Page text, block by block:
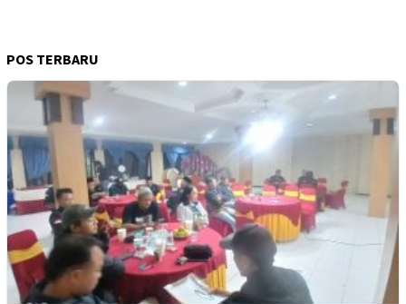
POS TERBARU